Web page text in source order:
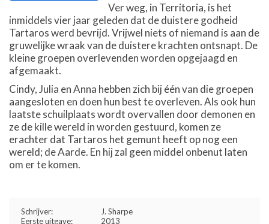
Ver weg, in Territoria, is het
inmiddels vier jaar geleden dat de duistere godheid
Tartaros werd bevrijd. Vrijwel niets of niemand is aan de
gruwelijke wraak van de duistere krachten ontsnapt. De
kleine groepen overlevenden worden opgejaagd en
afgemaakt.
Cindy, Julia en Anna hebben zich bij één van die groepen
aangesloten en doen hun best te overleven. Als ook hun
laatste schuilplaats wordt overvallen door demonen en
ze de kille wereld in worden gestuurd, komen ze
erachter dat Tartaros het gemunt heeft op nog een
wereld; de Aarde. En hij zal geen middel onbenut laten
om er te komen.
Schrijver:
J. Sharpe
Eerste uitgave:
2013